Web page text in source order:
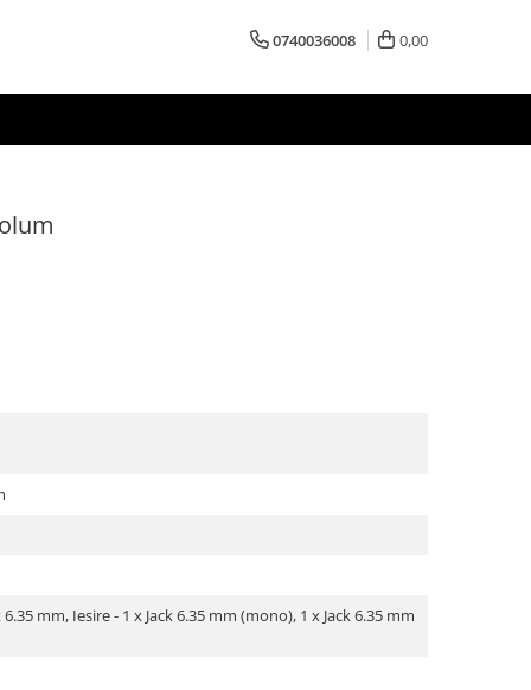
0740036008 0,00
mm, Iesire - 1 x Jack 6.35 mm (mono), 1 x Jack 6.35 mm